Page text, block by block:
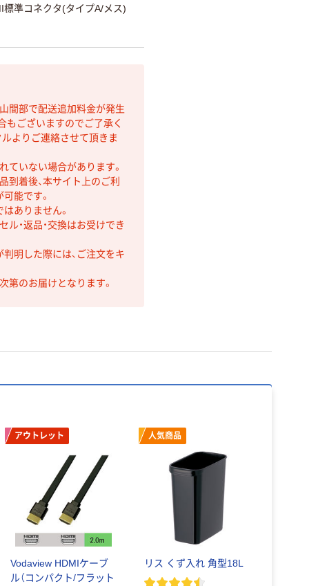
準コネクタ(タイプA/メス)
山間部で配送追加料金が発生
もございますのでご了承く
ルよりご連絡させて頂きま
ていない場合があります。
到着後、本サイト上のご利
能です。
ありません。
・返品・交換はお受けでき
明した際には、ご注文をキ
第のお届けとなります。
アウトレット
Vodaview HDMIケーブ
ル（コンパクト/フラット
人気商品
リス くず入れ 角型18L